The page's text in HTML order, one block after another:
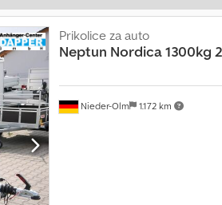
Nieder-Olm 1.172 km
Prikolice za auto
Neptun Nordica 1300kg